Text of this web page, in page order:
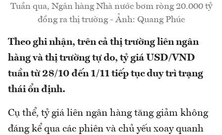
Tuần qua, Ngân hàng Nhà nước bơm ròng 20.000 tỷ
đồng ra thị trường - Ảnh: Quang Phúc
Theo ghi nhận, trên cả thị trường liên ngân
hàng và thị trường tự do, tỷ giá USD/VND
tuần từ 28/10 đến 1/11 tiếp tục duy trì trạng
thái ổn định.
Cụ thể, tỷ giá liên ngân hàng tăng giảm không
đáng kể qua các phiên và chủ yếu xoay quanh